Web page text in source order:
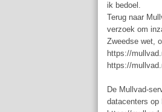
ik bedoel.
Terug naar
verzoek om
Zweedse wet,
https://
https://
De Mullvad-
datacenters op